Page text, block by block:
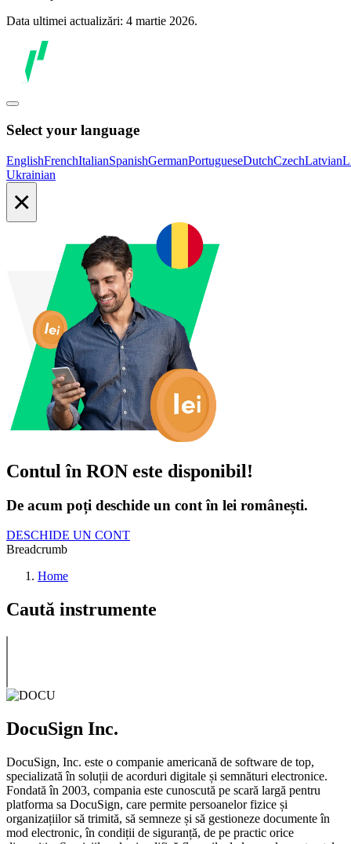
Data ultimei actualizări: 4 martie 2026.
Select your language
EnglishFrenchItalianSpanishGermanPortugueseDutchCzechLatvian
Ukrainian
×
Contul în RON este disponibil!
De acum poți deschide un cont în lei românești.
DESCHIDE UN CONT
Breadcrumb
Home
Caută instrumente
DocuSign Inc.
DocuSign, Inc. este o companie americană de software de top,
specializată în soluții de acorduri digitale și semnături electronice.
Fondată în 2003, compania este cunoscută pe scară largă pentru
platforma sa DocuSign, care permite persoanelor fizice și
organizațiilor să trimită, să semneze și să gestioneze documente în
mod electronic, în condiții de siguranță, de pe practic orice